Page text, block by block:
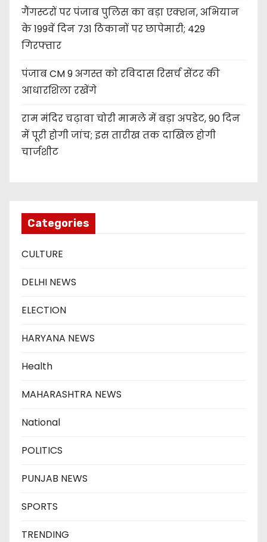
गैंगस्टरों पर पंजाब पुलिस का बड़ा एक्शन, अभियान
के 199वें दिन 731 ठिकानों पर छापेमारी; 429
गिरफ्तार
पंजाब CM 9 अगस्त को रविदास रिसर्च सेंटर की
आधारशिला रखेंगे
राम मंदिर चढ़ावा चोरी मामले में बड़ा अपडेट, 90 दिन
में पूरी होगी जांच; इस तारीख तक दाखिल होगी
चार्जशीट
Categories
CULTURE
DELHI NEWS
ELECTION
HARYANA NEWS
Health
MAHARASHTRA NEWS
National
POLITICS
PUNJAB NEWS
SPORTS
TRENDING